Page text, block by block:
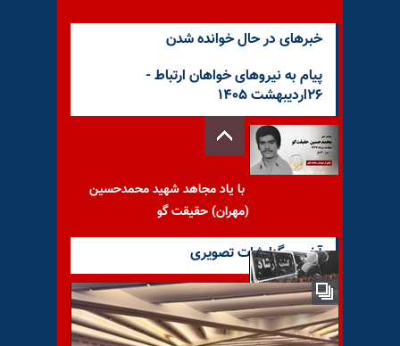
خبرهای در حال خوانده شدن
پیام به نیروهای خواهان ارتباط -
۲۶اردیبهشت ۱۴۰۵
با یاد مجاهد شهید محمدحسین
(مهران) حقیقت گو
رابطه‌ٔ «عدالت جنسیتی» با
درنده‌خوییِ زن‌ستیزی
آخرین گزارشات تصویری